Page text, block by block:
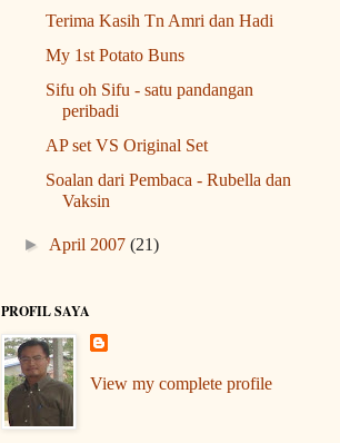
Terima Kasih Tn Amri dan Hadi
My 1st Potato Buns
Sifu oh Sifu - satu pandangan
peribadi
AP set VS Original Set
Soalan dari Pembaca - Rubella dan
Vaksin
► April 2007(21)
PROFIL SAYA
View my complete profile